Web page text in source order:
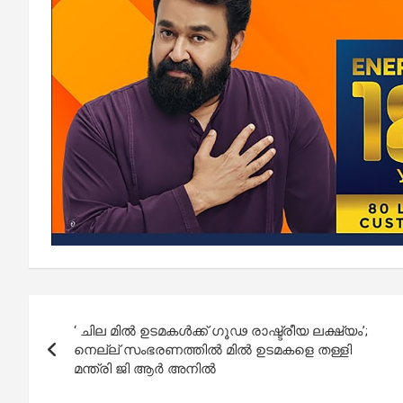
navigation
‘ ചില മില്‍ ഉടമകള്‍ക്ക് ഗൂഢ രാഷ്ട്രീയ ലക്ഷ്യം’;
നെല്ല് സംഭരണത്തില്‍ മില്‍ ഉടമകളെ തള്ളി
മന്ത്രി ജി ആര്‍ അനില്‍